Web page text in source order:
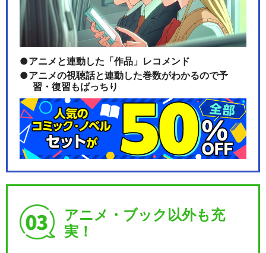
アニメと連動した「作品」レコメンド
アニメの視聴話と連動した巻数がわかるので予
習・復習もばっちり
アニメ・ブック以外も充
実！